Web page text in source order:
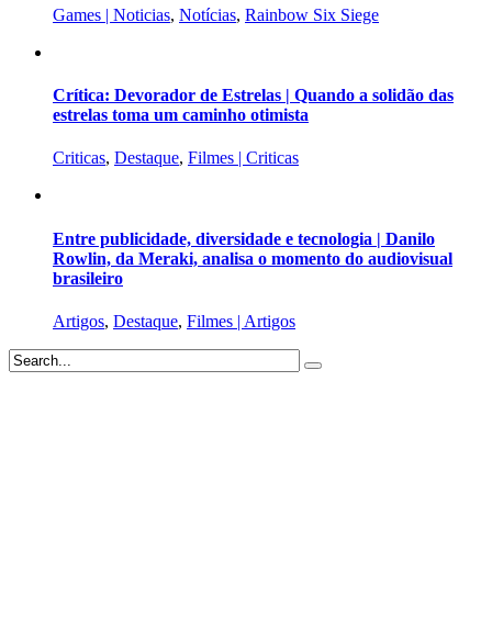
Games | Noticias, Notícias, Rainbow Six Siege
Crítica: Devorador de Estrelas | Quando a solidão das
estrelas toma um caminho otimista
Criticas, Destaque, Filmes | Criticas
Entre publicidade, diversidade e tecnologia | Danilo
Rowlin, da Meraki, analisa o momento do audiovisual
brasileiro
Artigos, Destaque, Filmes | Artigos